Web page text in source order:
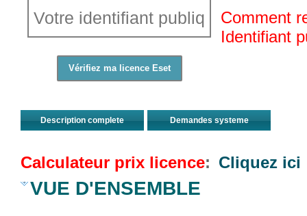
Comment
Identifiant
Description complete Demandes systeme
Calculateur prix licence: Cliquez ici
VUE D'ENSEMBLE